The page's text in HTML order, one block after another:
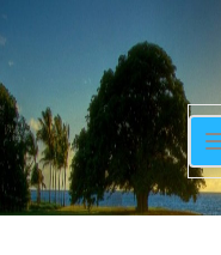
Toggle
navigation